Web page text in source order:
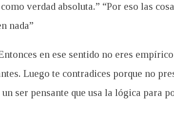
verdad absoluta.” “Por eso las
nada”
en ese sentido no eres
Luego te contradices porque no
ser pensante que usa la lógica para